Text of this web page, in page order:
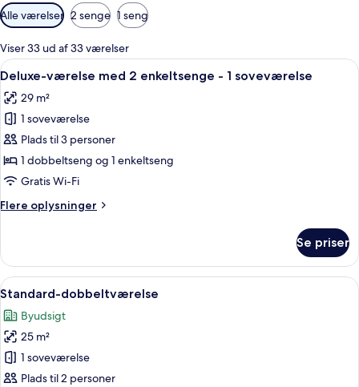
Tilgængelige
filtre
for
værelser
Alle værelser 2 senge 1 seng
Viser 33 ud af 33 værelser
Indlæs
alle
billeder
af
Deluxe-
værelse
med
enkeltsenge
soveværelse
Et moderne hotelværelse med en
8
Deluxe-værelse med 2 enkeltsenge - 1 soveværelse
29 m²
1 soveværelse
Plads til 3 personer
1 dobbeltseng og 1 enkeltseng
Gratis Wi-Fi
Flere oplysninger
Flere
værelse
med
2
-
soveværelse
Se priser
Indlæs
alle
billeder
af
Standard-
dobbeltværelse
Et hotelværelse med en stor seng,
5
Standard-dobbeltværelse
Byudsigt
25 m²
1 soveværelse
Plads til 2 personer